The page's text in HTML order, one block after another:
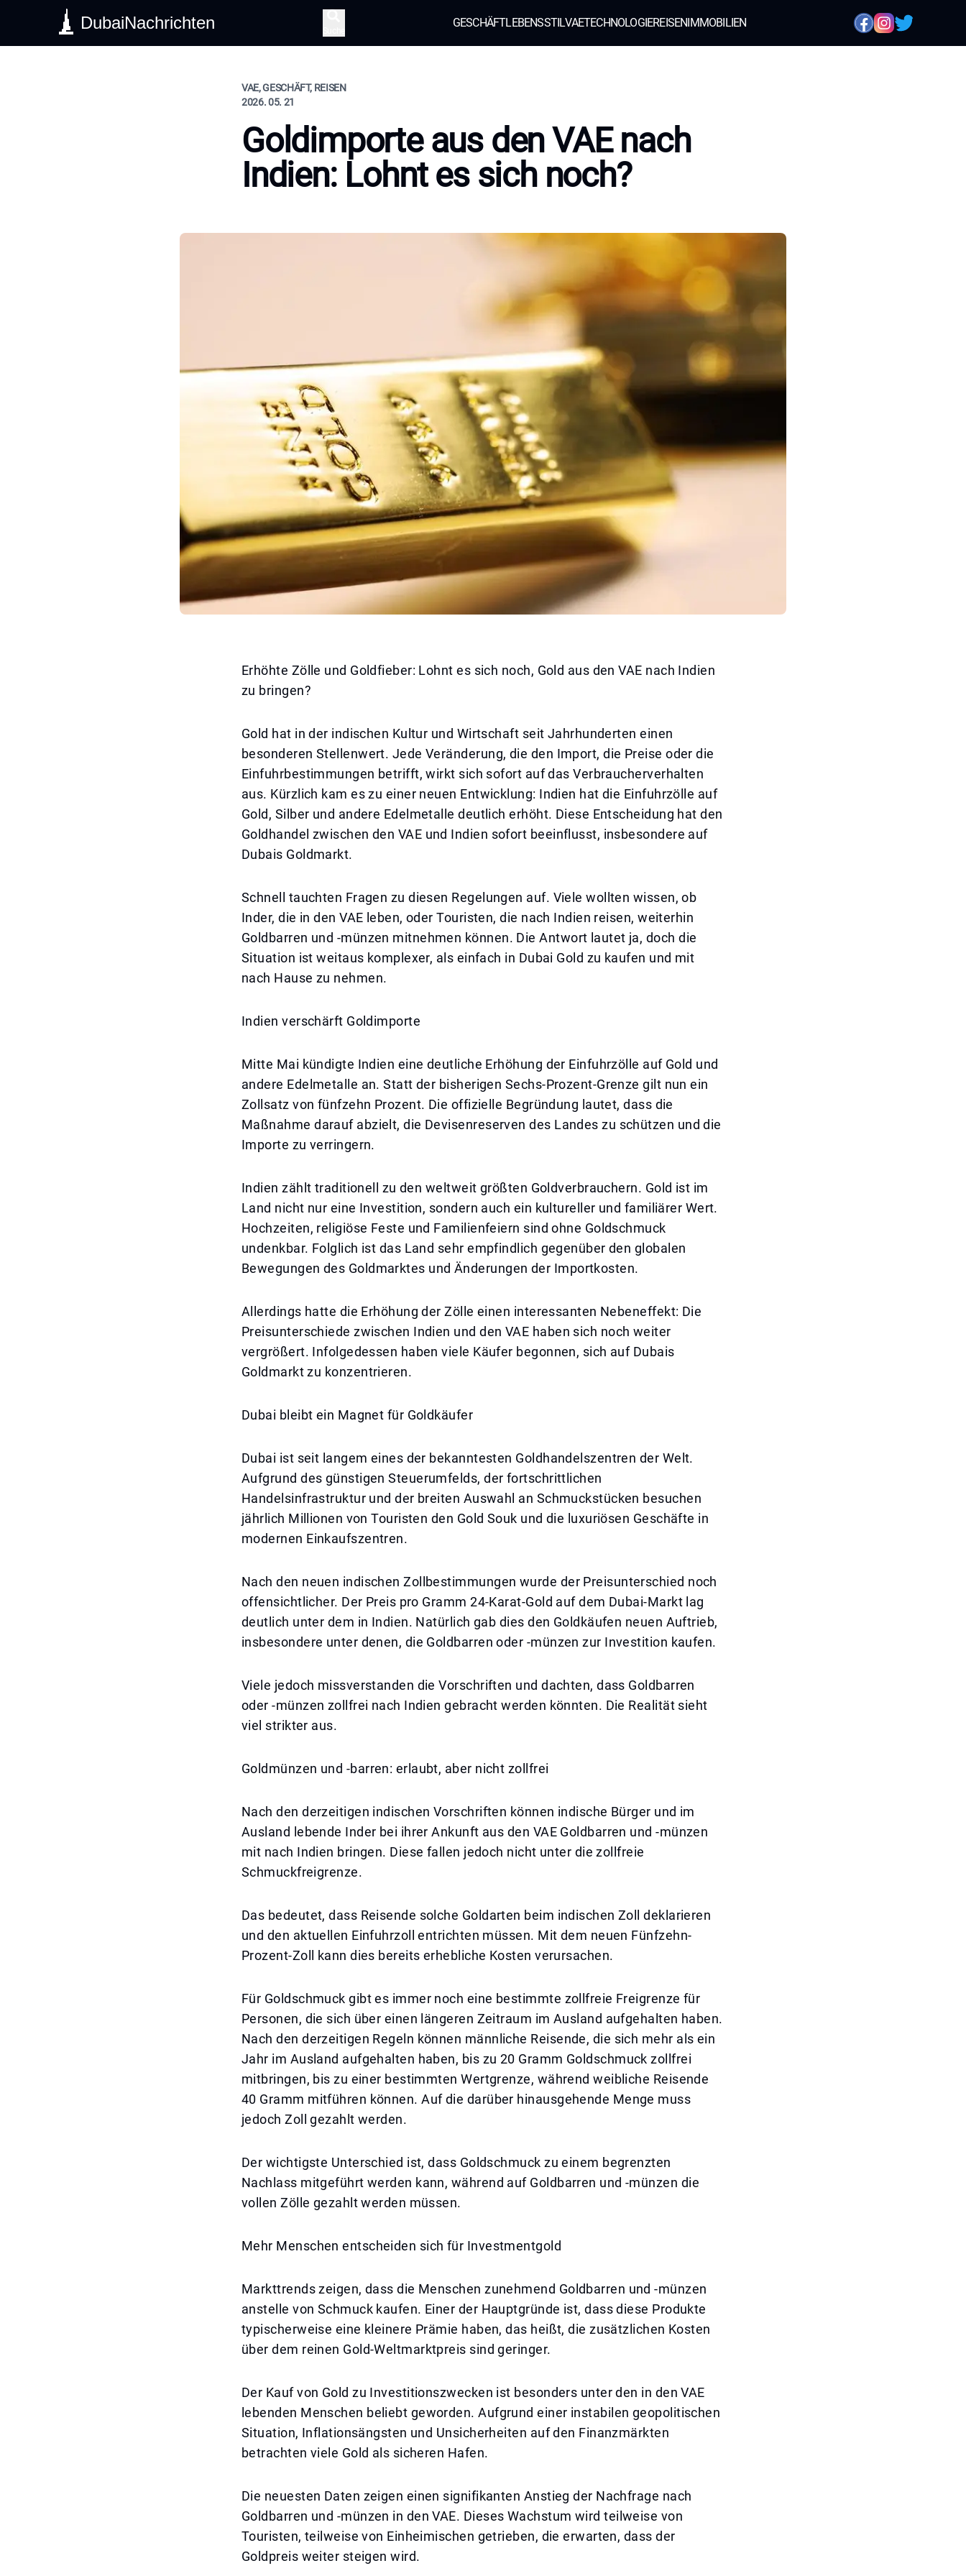
DubaiNachrichten GESCHÄFTLEBENSSTILVAETECHNOLOGIEREISENIMMOBILIEN
VAE, GESCHÄFT, REISEN
2026. 05. 21
Goldimporte aus den VAE nach
Indien: Lohnt es sich noch?
Erhöhte Zölle und Goldfieber: Lohnt es sich noch, Gold aus den VAE nach Indien
zu bringen?
Gold hat in der indischen Kultur und Wirtschaft seit Jahrhunderten einen
besonderen Stellenwert. Jede Veränderung, die den Import, die Preise oder die
Einfuhrbestimmungen betrifft, wirkt sich sofort auf das Verbraucherverhalten
aus. Kürzlich kam es zu einer neuen Entwicklung: Indien hat die Einfuhrzölle auf
Gold, Silber und andere Edelmetalle deutlich erhöht. Diese Entscheidung hat den
Goldhandel zwischen den VAE und Indien sofort beeinflusst, insbesondere auf
Dubais Goldmarkt.
Schnell tauchten Fragen zu diesen Regelungen auf. Viele wollten wissen, ob
Inder, die in den VAE leben, oder Touristen, die nach Indien reisen, weiterhin
Goldbarren und -münzen mitnehmen können. Die Antwort lautet ja, doch die
Situation ist weitaus komplexer, als einfach in Dubai Gold zu kaufen und mit
nach Hause zu nehmen.
Indien verschärft Goldimporte
Mitte Mai kündigte Indien eine deutliche Erhöhung der Einfuhrzölle auf Gold und
andere Edelmetalle an. Statt der bisherigen Sechs-Prozent-Grenze gilt nun ein
Zollsatz von fünfzehn Prozent. Die offizielle Begründung lautet, dass die
Maßnahme darauf abzielt, die Devisenreserven des Landes zu schützen und die
Importe zu verringern.
Indien zählt traditionell zu den weltweit größten Goldverbrauchern. Gold ist im
Land nicht nur eine Investition, sondern auch ein kultureller und familiärer Wert.
Hochzeiten, religiöse Feste und Familienfeiern sind ohne Goldschmuck
undenkbar. Folglich ist das Land sehr empfindlich gegenüber den globalen
Bewegungen des Goldmarktes und Änderungen der Importkosten.
Allerdings hatte die Erhöhung der Zölle einen interessanten Nebeneffekt: Die
Preisunterschiede zwischen Indien und den VAE haben sich noch weiter
vergrößert. Infolgedessen haben viele Käufer begonnen, sich auf Dubais
Goldmarkt zu konzentrieren.
Dubai bleibt ein Magnet für Goldkäufer
Dubai ist seit langem eines der bekanntesten Goldhandelszentren der Welt.
Aufgrund des günstigen Steuerumfelds, der fortschrittlichen
Handelsinfrastruktur und der breiten Auswahl an Schmuckstücken besuchen
jährlich Millionen von Touristen den Gold Souk und die luxuriösen Geschäfte in
modernen Einkaufszentren.
Nach den neuen indischen Zollbestimmungen wurde der Preisunterschied noch
offensichtlicher. Der Preis pro Gramm 24-Karat-Gold auf dem Dubai-Markt lag
deutlich unter dem in Indien. Natürlich gab dies den Goldkäufen neuen Auftrieb,
insbesondere unter denen, die Goldbarren oder -münzen zur Investition kaufen.
Viele jedoch missverstanden die Vorschriften und dachten, dass Goldbarren
oder -münzen zollfrei nach Indien gebracht werden könnten. Die Realität sieht
viel strikter aus.
Goldmünzen und -barren: erlaubt, aber nicht zollfrei
Nach den derzeitigen indischen Vorschriften können indische Bürger und im
Ausland lebende Inder bei ihrer Ankunft aus den VAE Goldbarren und -münzen
mit nach Indien bringen. Diese fallen jedoch nicht unter die zollfreie
Schmuckfreigrenze.
Das bedeutet, dass Reisende solche Goldarten beim indischen Zoll deklarieren
und den aktuellen Einfuhrzoll entrichten müssen. Mit dem neuen Fünfzehn-
Prozent-Zoll kann dies bereits erhebliche Kosten verursachen.
Für Goldschmuck gibt es immer noch eine bestimmte zollfreie Freigrenze für
Personen, die sich über einen längeren Zeitraum im Ausland aufgehalten haben.
Nach den derzeitigen Regeln können männliche Reisende, die sich mehr als ein
Jahr im Ausland aufgehalten haben, bis zu 20 Gramm Goldschmuck zollfrei
mitbringen, bis zu einer bestimmten Wertgrenze, während weibliche Reisende
40 Gramm mitführen können. Auf die darüber hinausgehende Menge muss
jedoch Zoll gezahlt werden.
Der wichtigste Unterschied ist, dass Goldschmuck zu einem begrenzten
Nachlass mitgeführt werden kann, während auf Goldbarren und -münzen die
vollen Zölle gezahlt werden müssen.
Mehr Menschen entscheiden sich für Investmentgold
Markttrends zeigen, dass die Menschen zunehmend Goldbarren und -münzen
anstelle von Schmuck kaufen. Einer der Hauptgründe ist, dass diese Produkte
typischerweise eine kleinere Prämie haben, das heißt, die zusätzlichen Kosten
über dem reinen Gold-Weltmarktpreis sind geringer.
Der Kauf von Gold zu Investitionszwecken ist besonders unter den in den VAE
lebenden Menschen beliebt geworden. Aufgrund einer instabilen geopolitischen
Situation, Inflationsängsten und Unsicherheiten auf den Finanzmärkten
betrachten viele Gold als sicheren Hafen.
Die neuesten Daten zeigen einen signifikanten Anstieg der Nachfrage nach
Goldbarren und -münzen in den VAE. Dieses Wachstum wird teilweise von
Touristen, teilweise von Einheimischen getrieben, die erwarten, dass der
Goldpreis weiter steigen wird.